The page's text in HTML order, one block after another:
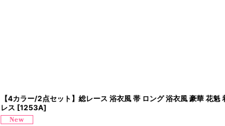
【4カラー/2点セット】総レース 浴衣風 帯 ロング 浴衣風 豪華 花
レス [1253A]